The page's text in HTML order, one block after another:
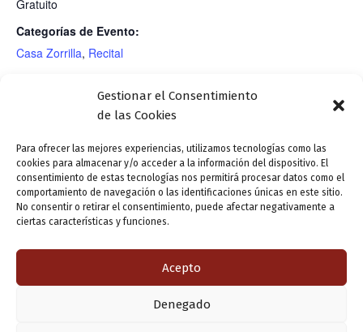
Gestionar el Consentimiento
de las Cookies
Para ofrecer las mejores experiencias, utilizamos tecnologías como las
cookies para almacenar y/o acceder a la información del dispositivo. El
consentimiento de estas tecnologías nos permitirá procesar datos como el
comportamiento de navegación o las identificaciones únicas en este sitio.
No consentir o retirar el consentimiento, puede afectar negativamente a
ciertas características y funciones.
Acepto
Denegado
Gratuito
Categorías de Evento:
Casa Zorrilla, Recital
Poesía religiosa,recital
Semana Santa
Concierto de arpa y pianoforte:
«El arpa de Zorrilla vuelve a Casa»
Presentación editorial: «Letras de
vida», de Paula Cáceres Valencia